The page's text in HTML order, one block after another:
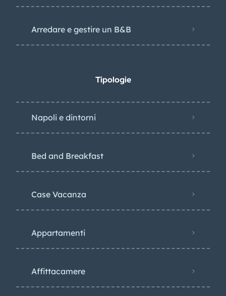
Arredare e gestire un B&B
Tipologie
Napoli e dintorni
Bed and Breakfast
Case Vacanza
Appartamenti
Affittacamere